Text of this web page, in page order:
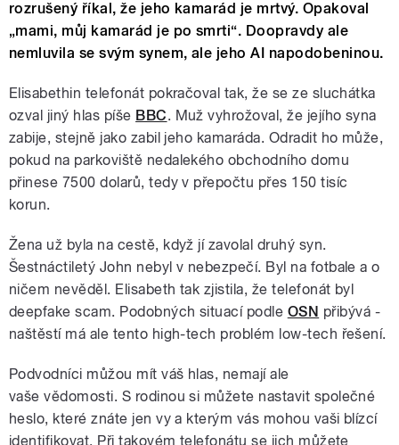
rozrušený říkal, že jeho kamarád je mrtvý. Opakoval
„mami, můj kamarád je po smrti“. Doopravdy ale
nemluvila se svým synem, ale jeho AI napodobeninou.
Elisabethin telefonát pokračoval tak, že se ze sluchátka
ozval jiný hlas píše BBC. Muž vyhrožoval, že jejího syna
zabije, stejně jako zabil jeho kamaráda. Odradit ho může,
pokud na parkoviště nedalekého obchodního domu
přinese 7500 dolarů, tedy v přepočtu přes 150 tisíc
korun.
Žena už byla na cestě, když jí zavolal druhý syn.
Šestnáctiletý John nebyl v nebezpečí. Byl na fotbale a o
ničem nevěděl. Elisabeth tak zjistila, že telefonát byl
deepfake scam. Podobných situací podle OSN přibývá -
naštěstí má ale tento high-tech problém low-tech řešení.
Podvodníci můžou mít váš hlas, nemají ale
vaše vědomosti. S rodinou si můžete nastavit společné
heslo, které znáte jen vy a kterým vás mohou vaši blízcí
identifikovat. Při takovém telefonátu se jich můžete